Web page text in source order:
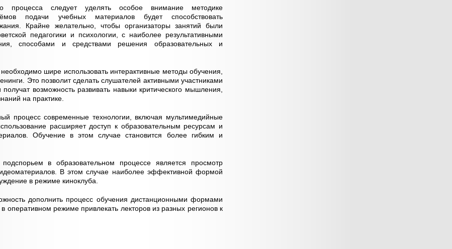
процесса следует уделять особое внимание методике
подачи учебных материалов будет способствовать
Крайне желательно, чтобы организаторы занятий были
педагогики и психологии, с наиболее результативными
способами и средствами решения образовательных и
шире использовать интерактивные методы обучения,
Это позволит сделать слушателей активными участниками
возможность развивать навыки критического мышления,
на практике.
процесс современные технологии, включая мультимедийные
расширяет доступ к образовательным ресурсам и
Обучение в этом случае становится более гибким и
в образовательном процессе является просмотр
В этом случае наиболее эффективной формой
в режиме киноклуба.
дополнить процесс обучения дистанционными формами
оперативном режиме привлекать лекторов из разных регионов к